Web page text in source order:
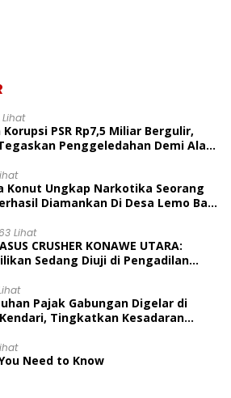
Lihat
PSR Rp7,5 Miliar Bergulir,
Penggeledahan Demi Alat
Konut Ungkap Narkotika Seorang
Diamankan Di Desa Lemo Bajo
63 Lihat
CRUSHER KONAWE UTARA:
Sedang Diuji di Pengadilan
Pajak Gabungan Digelar di
Tingkatkan Kesadaran
Need to Know